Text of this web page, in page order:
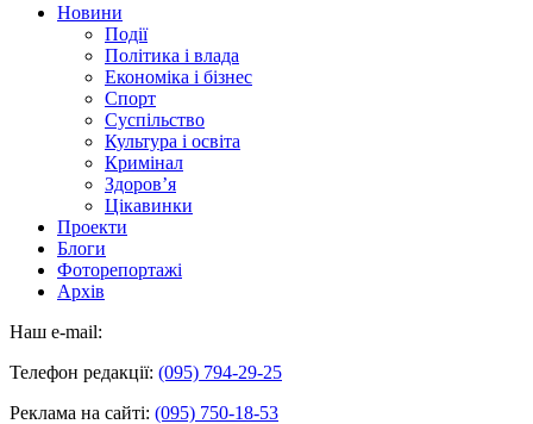
Новини
Події
Політика і влада
Економіка і бізнес
Спорт
Суспільство
Культура і освіта
Кримінал
Здоров’я
Цікавинки
Проекти
Блоги
Фоторепортажі
Архів
Наш e-mail:
Телефон редакції: (095) 794-29-25
Реклама на сайті: (095) 750-18-53